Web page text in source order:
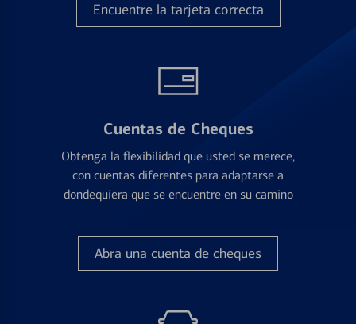
Encuentre la tarjeta correcta
Cuentas de Cheques
Obtenga la flexibilidad que usted se merece,
con cuentas diferentes para adaptarse a
dondequiera que se encuentre en su camino
Abra una cuenta de cheques